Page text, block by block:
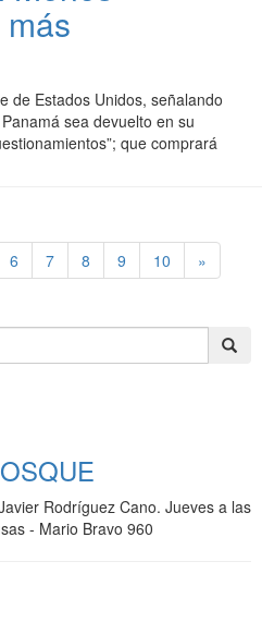
de Estados Unidos, señalando
sea devuelto en su
que comprará
6 7 8 9 10 »
Rodríguez Cano. Jueves a las
- Mario Bravo 960